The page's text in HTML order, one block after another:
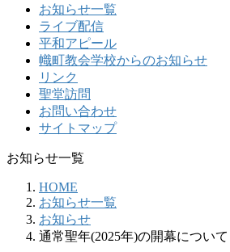
お知らせ一覧
ライブ配信
平和アピール
幟町教会学校からのお知らせ
リンク
聖堂訪問
お問い合わせ
サイトマップ
お知らせ一覧
HOME
お知らせ一覧
お知らせ
通常聖年(2025年)の開幕について